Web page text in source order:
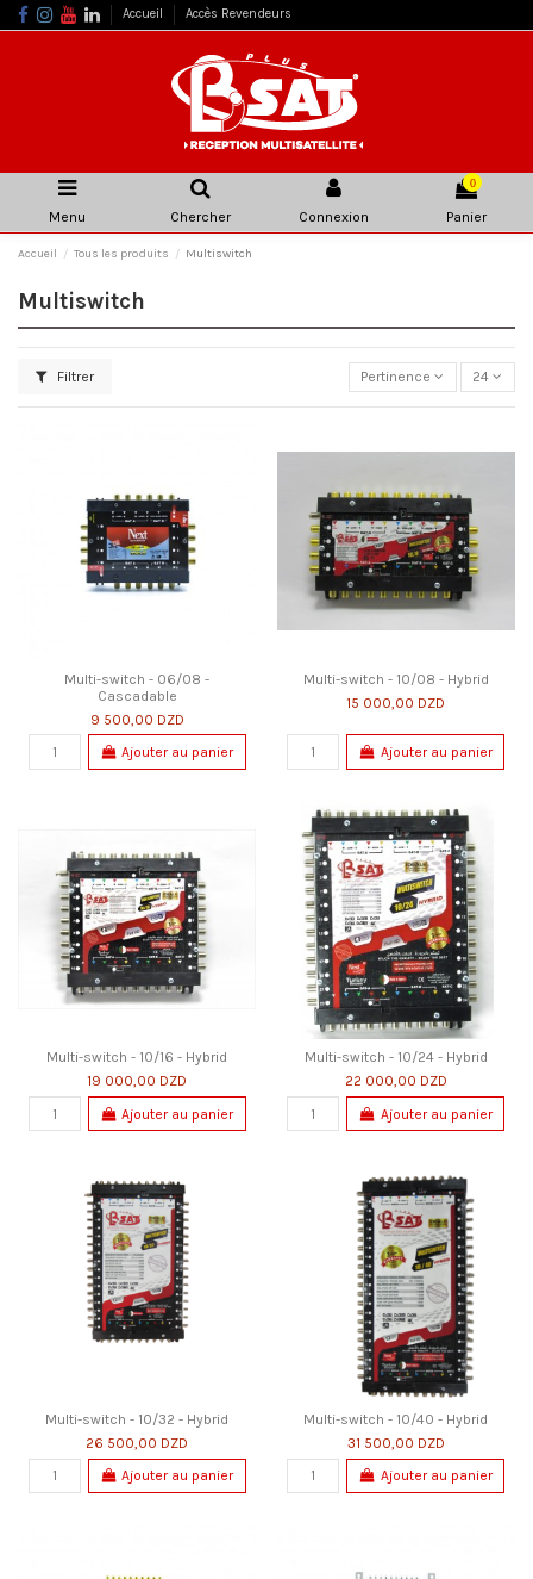
Accueil Accès Revendeurs
Menu Chercher Connexion
0
Panier
Accueil Tous les produits Multiswitch
Multiswitch
Filtrer Pertinence 24
Multi-switch - 06/08 -
Cascadable
9 500,00 DZD
Ajouter au panier
Multi-switch - 10/08 - Hybrid
15 000,00 DZD
Ajouter au panier
Multi-switch - 10/16 - Hybrid
19 000,00 DZD
Ajouter au panier
Multi-switch - 10/24 - Hybrid
22 000,00 DZD
Ajouter au panier
Multi-switch - 10/32 - Hybrid
26 500,00 DZD
Ajouter au panier
Multi-switch - 10/40 - Hybrid
31 500,00 DZD
Ajouter au panier